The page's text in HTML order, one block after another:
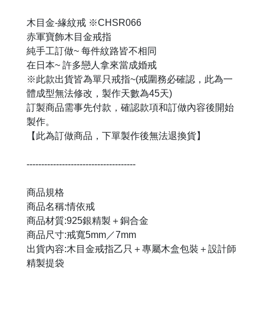
木目金-緣紋戒 ※CHSR066
赤軍寶飾木目金戒指
純手工訂做~ 每件紋路皆不相同
在日本~ 許多戀人拿來當成婚戒
※此款出貨皆為單只戒指~(戒圍務必確認，此為一
體成型無法修改，製作天數為45天)
訂製商品需事先付款，確認款項和訂做內容後開始
製作。
【此為訂做商品，下單製作後無法退換貨】
-------------------------------------
商品規格
商品名稱:情依戒
商品材質:925銀精製＋銅合金
商品尺寸:戒寬5mm／7mm
出貨內容:木目金戒指乙只＋專屬木盒包裝＋設計師
精製提袋